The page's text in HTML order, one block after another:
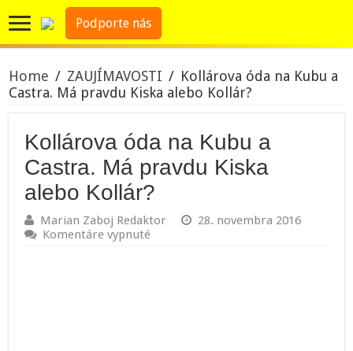
Podporte nás
Home / ZAUJÍMAVOSTI / Kollárova óda na Kubu a
Castra. Má pravdu Kiska alebo Kollár?
Kollárova óda na Kubu a
Castra. Má pravdu Kiska
alebo Kollár?
Marian Zaboj Redaktor
28. novembra 2016
Komentáre vypnuté